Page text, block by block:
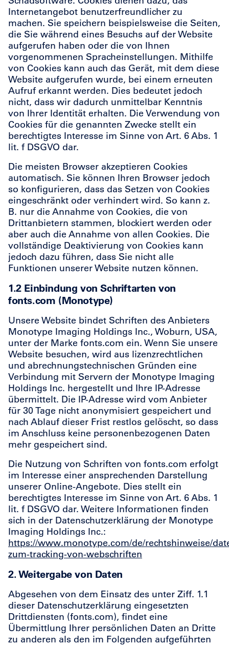
Internetangebot benutzerfreundlicher zu
machen. Sie speichern beispielsweise die Seiten,
die Sie während eines Besuchs auf der Website
aufgerufen haben oder die von Ihnen
vorgenommenen Spracheinstellungen. Mithilfe
von Cookies kann auch das Gerät, mit dem diese
Website aufgerufen wurde, bei einem erneuten
Aufruf erkannt werden. Dies bedeutet jedoch
nicht, dass wir dadurch unmittelbar Kenntnis
von Ihrer Identität erhalten. Die Verwendung von
Cookies für die genannten Zwecke stellt ein
berechtigtes Interesse im Sinne von Art. 6 Abs. 1
lit. f DSGVO dar.
Die meisten Browser akzeptieren Cookies
automatisch. Sie können Ihren Browser jedoch
so konfigurieren, dass das Setzen von Cookies
eingeschränkt oder verhindert wird. So kann z.
B. nur die Annahme von Cookies, die von
Drittanbietern stammen, blockiert werden oder
aber auch die Annahme von allen Cookies. Die
vollständige Deaktivierung von Cookies kann
jedoch dazu führen, dass Sie nicht alle
Funktionen unserer Website nutzen können.
1.2 Einbindung von Schriftarten von
fonts.com (Monotype)
Unsere Website bindet Schriften des Anbieters
Monotype Imaging Holdings Inc., Woburn, USA,
unter der Marke fonts.com ein. Wenn Sie unsere
Website besuchen, wird aus lizenzrechtlichen
und abrechnungstechnischen Gründen eine
Verbindung mit Servern der Monotype Imaging
Holdings Inc. hergestellt und Ihre IP-Adresse
übermittelt. Die IP-Adresse wird vom Anbieter
für 30 Tage nicht anonymisiert gespeichert und
nach Ablauf dieser Frist restlos gelöscht, so dass
im Anschluss keine personenbezogenen Daten
mehr gespeichert sind.
Die Nutzung von Schriften von fonts.com erfolgt
im Interesse einer ansprechenden Darstellung
unserer Online-Angebote. Dies stellt ein
berechtigtes Interesse im Sinne von Art. 6 Abs. 1
lit. f DSGVO dar. Weitere Informationen finden
sich in der Datenschutzerklärung der Monotype
Imaging Holdings Inc.:
https://www.monotype.com/de/rechtshinweise/
zum-tracking-von-webschriften
2. Weitergabe von Daten
Abgesehen von dem Einsatz des unter Ziff. 1.1
dieser Datenschutzerklärung eingesetzten
Drittdiensten (fonts.com), findet eine
Übermittlung Ihrer persönlichen Daten an Dritte
zu anderen als den im Folgenden aufgeführten